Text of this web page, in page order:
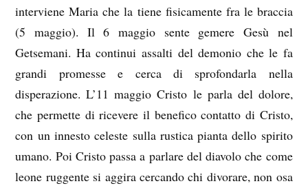
interviene Maria che la tiene fisicamente fra le braccia
(5 maggio). Il 6 maggio sente gemere Gesù nel
Getsemani. Ha continui assalti del demonio che le fa
grandi promesse e cerca di sprofondarla nella
disperazione. L’11 maggio Cristo le parla del dolore,
che permette di ricevere il benefico contatto di Cristo,
con un innesto celeste sulla rustica pianta dello spirito
umano. Poi Cristo passa a parlare del diavolo che come
leone ruggente si aggira cercando chi divorare, non osa